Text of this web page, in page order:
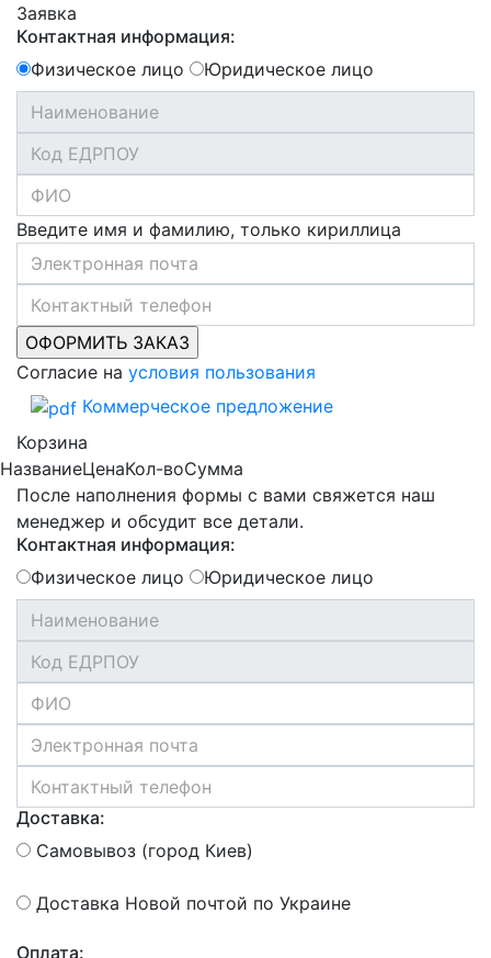
Заявка
Контактная информация:
Физическое лицо
Юридическое лицо
Введите имя и фамилию, только кириллица
Согласие на условия пользования
Коммерческое предложение
Корзина
НазваниеЦенаКол-воСумма
После наполнения формы с вами свяжется наш
менеджер и обсудит все детали.
Контактная информация:
Физическое лицо
Юридическое лицо
Доставка:
Самовывоз (город Киев)
Доставка Новой почтой по Украине
Оплата: